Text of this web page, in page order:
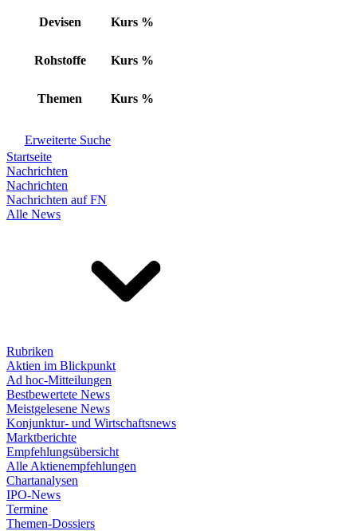
Devisen Kurs %
Rohstoffe Kurs %
Themen Kurs %
Erweiterte Suche
Startseite
Nachrichten
Nachrichten
Nachrichten auf FN
Alle News
Rubriken
Aktien im Blickpunkt
Ad hoc-Mitteilungen
Bestbewertete News
Meistgelesene News
Konjunktur- und Wirtschaftsnews
Marktberichte
Empfehlungsübersicht
Alle Aktienempfehlungen
Chartanalysen
IPO-News
Termine
Themen-Dossiers